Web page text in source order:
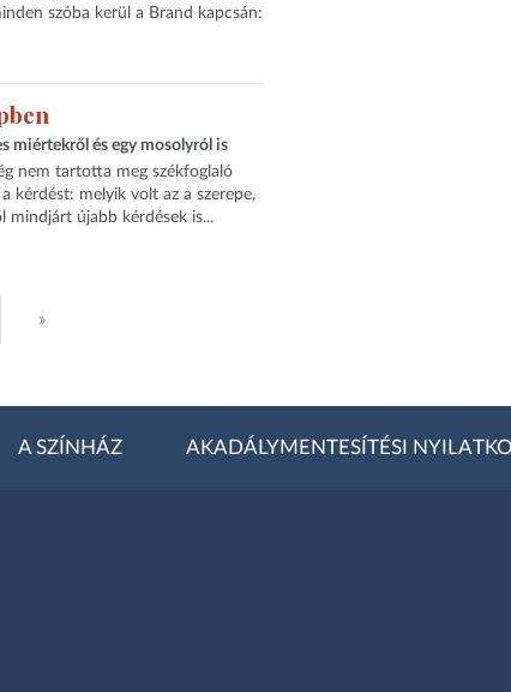
szóba kerül a Brand kapcsán:
miértekről és egy mosolyról is
nem tartotta meg székfoglaló
kérdést: melyik volt az a szerepe,
újabb kérdések is...
»
A SZÍNHÁZ AKADÁLYMENTESÍTÉSI